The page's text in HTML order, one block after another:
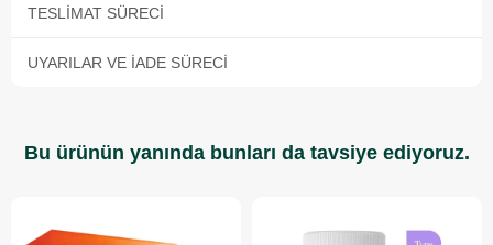
TESLIMAT SÜRECI
UYARILAR VE İADE SÜRECI
Bu ürünün yanında bunları da tavsiye ediyoruz.